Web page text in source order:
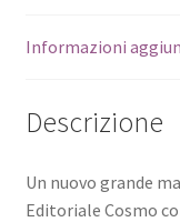
Informazioni
Descrizione
Un nuovo grande
Editoriale Cosmo